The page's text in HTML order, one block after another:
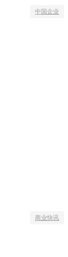
中国企业
商业快讯